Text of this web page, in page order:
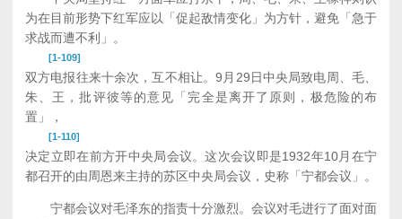
为在目前形势下红军应以「促起敌情变化」为方针，避免「急于
求战而遭不利」。
[1-109]
双方电报往来十余次，互不相让。9月29日中央局致电周、毛、
朱、王，批评彼等的意见「完全是离开了原则，极危险的布
置」，
[1-110]
决定立即在前方开中央局会议。这次会议即是1932年10月在宁
都召开的由周恩来主持的苏区中央局会议，史称「宁都会议」。
宁都会议对毛泽东的指责十分激烈。会议对毛进行了面对面